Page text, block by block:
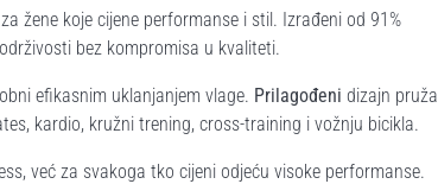
žene koje cijene performanse i stil. Izrađeni od 91%
bez kompromisa u kvaliteti.
efikasnim uklanjanjem vlage. Prilagođeni dizajn pruža
kardio, kružni trening, cross-training i vožnju bicikla.
već za svakoga tko cijeni odjeću visoke performanse.